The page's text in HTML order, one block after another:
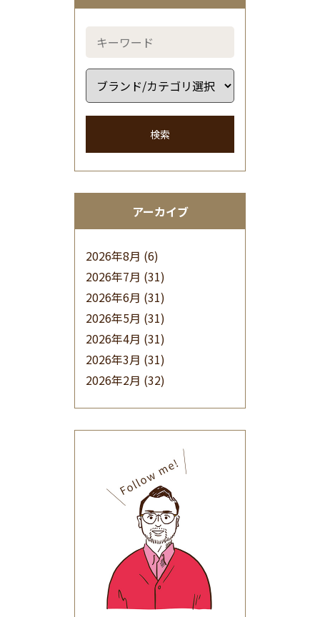
検索
アーカイブ
2026年8月 (6)
2026年7月 (31)
2026年6月 (31)
2026年5月 (31)
2026年4月 (31)
2026年3月 (31)
2026年2月 (32)
(32)
2025年9月(30)
2025年8月(31)
2025年7月(37)
2025年6月(48)
2025年5月
(41)
2025年4月
(32)
2025年3月(31)